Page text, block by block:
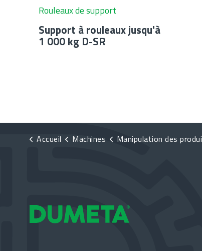
Rouleaux de support
Support à rouleaux jusqu'à
1 000 kg D-SR
Accueil Machines Manipulation des produits